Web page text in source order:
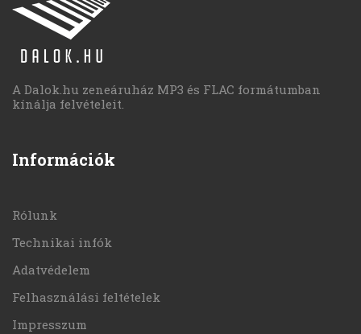
A Dalok.hu zeneáruház MP3 és FLAC formátumban
kínálja felvételeit.
Információk
Rólunk
Technikai infók
Adatvédelem
Felhasználási feltételek
Impresszum